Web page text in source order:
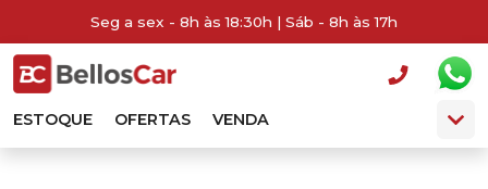
Seg a sex - 8h às 18:30h | Sáb - 8h às 17h
ESTOQUE OFERTAS VENDA